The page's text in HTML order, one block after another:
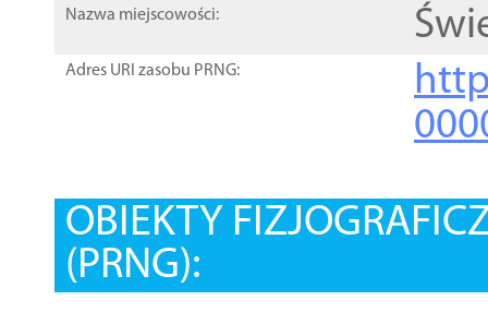
Nazwa miejscowości:
Adres URI zasobu PRNG:
OBIEKTY
(PRNG):